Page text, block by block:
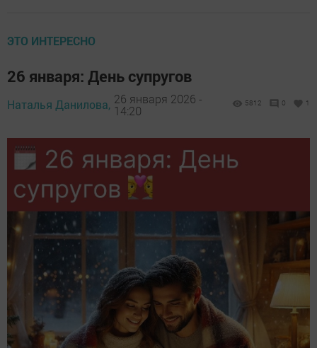
ЭТО ИНТЕРЕСНО
26 января: День супругов
Наталья Данилова, 26 января 2026 -
14:20
5812 0 1